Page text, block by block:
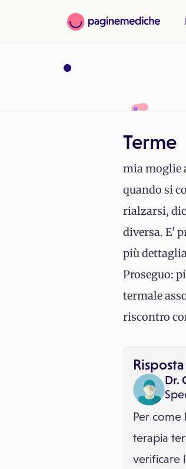
Terme
mia moglie
quando si
rialzarsi,
diversa. E'
più
Proseguo:
termale
riscontro
Dr.
Per come
terapia
verificare